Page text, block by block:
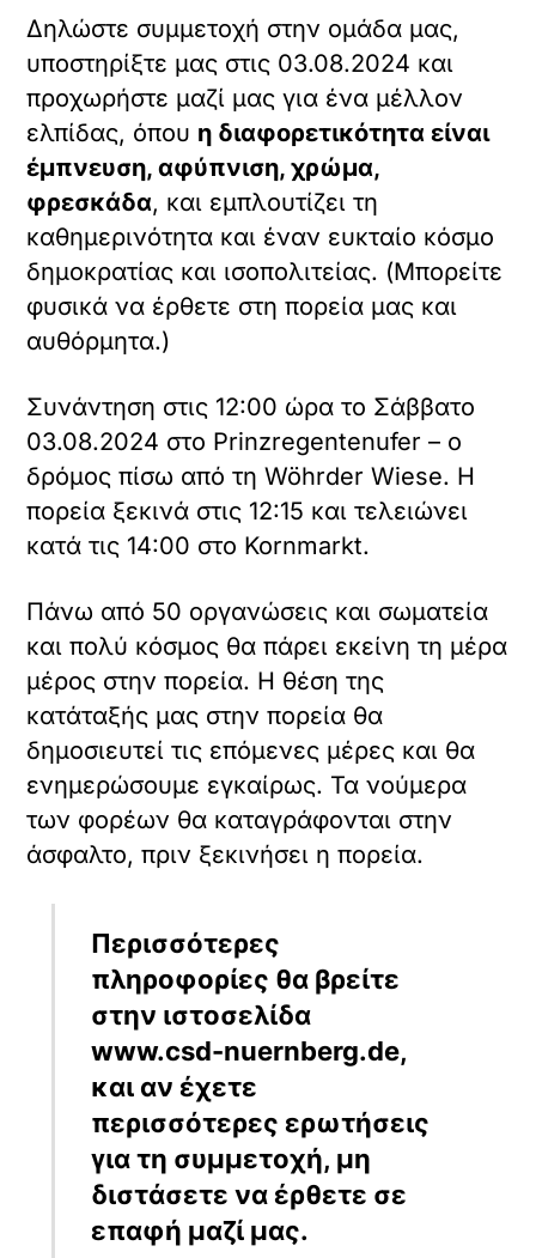
Δηλώστε συμμετοχή στην ομάδα μας,
υποστηρίξτε μας στις 03.08.2024 και
προχωρήστε μαζί μας για ένα μέλλον
ελπίδας, όπου η διαφορετικότητα είναι
έμπνευση, αφύπνιση, χρώμα,
φρεσκάδα, και εμπλουτίζει τη
καθημερινότητα και έναν ευκταίο κόσμο
δημοκρατίας και ισοπολιτείας. (Μπορείτε
φυσικά να έρθετε στη πορεία μας και
αυθόρμητα.)
Συνάντηση στις 12:00 ώρα το Σάββατο
03.08.2024 στο Prinzregentenufer – o
δρόμος πίσω από τη Wöhrder Wiese. Η
πορεία ξεκινά στις 12:15 και τελειώνει
κατά τις 14:00 στο Kornmarkt.
Πάνω από 50 οργανώσεις και σωματεία
και πολύ κόσμος θα πάρει εκείνη τη μέρα
μέρος στην πορεία. Η θέση της
κατάταξής μας στην πορεία θα
δημοσιευτεί τις επόμενες μέρες και θα
ενημερώσουμε εγκαίρως. Τα νούμερα
των φορέων θα καταγράφονται στην
άσφαλτο, πριν ξεκινήσει η πορεία.
Περισσότερες
πληροφορίες θα βρείτε
στην ιστοσελίδα
www.csd-nuernberg.de,
και αν έχετε
περισσότερες ερωτήσεις
για τη συμμετοχή, μη
διστάσετε να έρθετε σε
επαφή μαζί μας.